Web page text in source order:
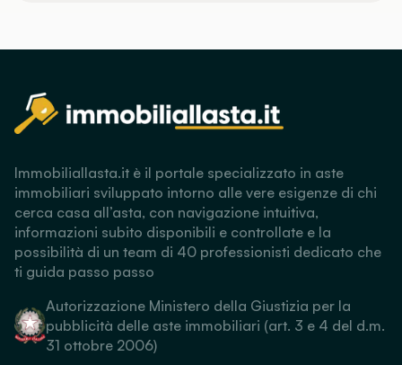
Immobiliallasta.it è il portale specializzato in aste
immobiliari sviluppato intorno alle vere esigenze di chi
cerca casa all’asta, con navigazione intuitiva,
informazioni subito disponibili e controllate e la
possibilità di un team di 40 professionisti dedicato che
ti guida passo passo
Autorizzazione Ministero della Giustizia per la
pubblicità delle aste immobiliari (art. 3 e 4 del d.m.
31 ottobre 2006)